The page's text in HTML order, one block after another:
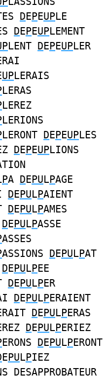
DEPEUPLE
DEPEUPLEMENT
LENT DEPEUPLER
UPLERAIS
LERAS
LEREZ
LERIONS
LERONT DEPEUPLES
DEPEUPLIONS
PA DEPULPAGE
DEPULPAIENT
DEPULPAMES
DEPULPASSE
ASSES
ASSIONS DEPULPAT
DEPULPEE
DEPULPER
DEPULPERAIENT
DEPULPERAS
DEPULPERIEZ
ERONS DEPULPERONT
EPULPIEZ
DESAPPROBATEUR